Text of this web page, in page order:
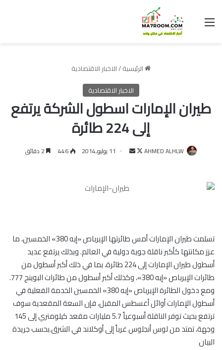
القائمة
الرئيسية/الاخبار الاقتصادية
الاخبار الاقتصادية
طيران الإمارات اسطول الشركة يرتفع
إلى 224 طائرة
AHMED ALHLW
تابعأرسل 11 يوليو,2014 446
تسلمت طيران الإمارات أمس طائرتها الإيرباص «إيه 380» الخمسين، ما
عزز مكانتها كأكبر ناقلة جوية دولية في العالم. وبذلك يرتفع عديد
أسطول طيران الإمارات إلى 224 طائرة، بما في ذلك أكبر أسطول من
طائرات الإيرباص «إيه 380»، وكذلك أكبر أسطول من طائرات البوينج 777.
ومع دخول الطائرة الإيرباص «إيه 380» الخمسين الخدمة الفعلية في
أسطول الإمارات أوائل أغسطس المقبل، فإن السعة المقعدية سوف
ترتفع بحيث توفر الناقلة أسبوعياً 5.7 مليارات مقعد كيلومتري إلى 145
وجهة، تمتد من لوس أنجلوس غرباً إلى أوكلاند في الشرق.بحسب جريدة
البيان